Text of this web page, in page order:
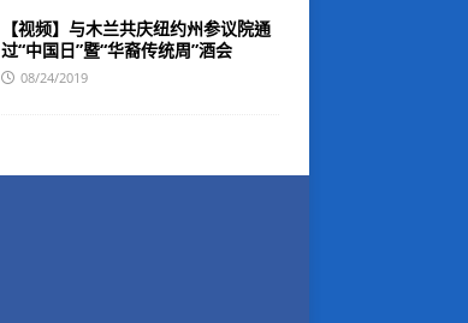
【视频】与木兰共庆纽约州参议院通
过“中国日”暨“华裔传统周”酒会
08/24/2019